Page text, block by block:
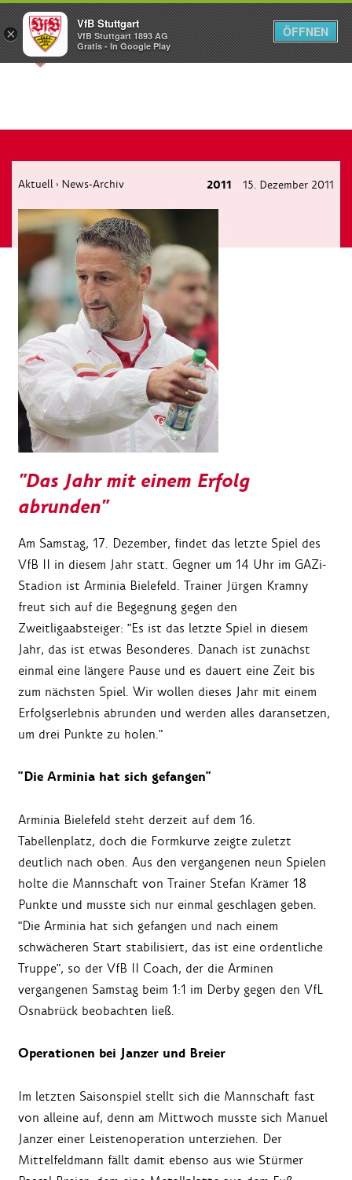
Menü
Aktuell › News-Archiv 2011 15. Dezember 2011
"Das Jahr mit einem Erfolg
abrunden"
Am Samstag, 17. Dezember, findet das letzte Spiel des
VfB II in diesem Jahr statt. Gegner um 14 Uhr im GAZi-
Stadion ist Arminia Bielefeld. Trainer Jürgen Kramny
freut sich auf die Begegnung gegen den
Zweitligaabsteiger: "Es ist das letzte Spiel in diesem
Jahr, das ist etwas Besonderes. Danach ist zunächst
einmal eine längere Pause und es dauert eine Zeit bis
zum nächsten Spiel. Wir wollen dieses Jahr mit einem
Erfolgserlebnis abrunden und werden alles daransetzen,
um drei Punkte zu holen."
"Die Arminia hat sich gefangen"
Arminia Bielefeld steht derzeit auf dem 16.
Tabellenplatz, doch die Formkurve zeigte zuletzt
deutlich nach oben. Aus den vergangenen neun Spielen
holte die Mannschaft von Trainer Stefan Krämer 18
Punkte und musste sich nur einmal geschlagen geben.
"Die Arminia hat sich gefangen und nach einem
schwächeren Start stabilisiert, das ist eine ordentliche
Truppe", so der VfB II Coach, der die Arminen
vergangenen Samstag beim 1:1 im Derby gegen den VfL
Osnabrück beobachten ließ.
Operationen bei Janzer und Breier
Im letzten Saisonspiel stellt sich die Mannschaft fast
von alleine auf, denn am Mittwoch musste sich Manuel
Janzer einer Leistenoperation unterziehen. Der
Mittelfeldmann fällt damit ebenso aus wie Stürmer
×
VfB Stuttgart
VfB Stuttgart 1893 AG
Gratis - In Google Play
ÖFFNEN